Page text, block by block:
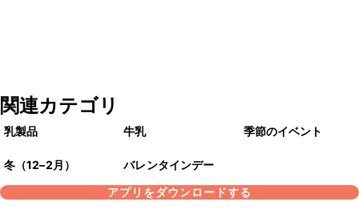
関連カテゴリ
乳製品 牛乳 季節のイベント
冬（12–2月）
バレンタインデー
アプリをダウンロードする